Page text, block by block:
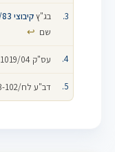
בג"ץקיבוצי 239/83
שם ↩
עס"ק 1019/04‏
דב"ע לח/3-102